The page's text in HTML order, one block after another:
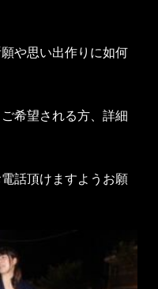
や思い出作りに如何
希望される方、詳細
話頂けますようお願